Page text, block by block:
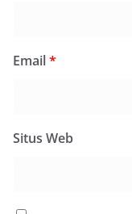
Email*
Situs Web